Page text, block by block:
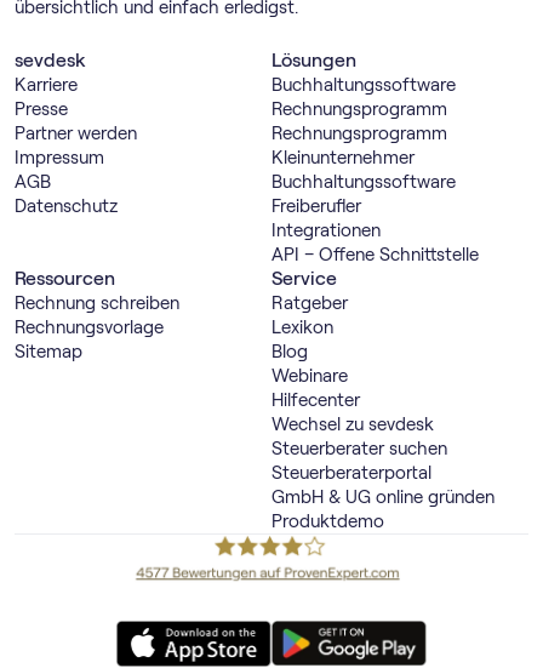
übersichtlich und einfach erledigst.
sevdesk
Karriere
Presse
Partner werden
Impressum
AGB
Datenschutz
Lösungen
Buch­haltungs­software
Rechnungs­programm
Rechnungs­programm
Kleinunternehmer
Buch­haltungs­software
Freiberufler
Integrationen
API – Offene Schnittstelle
Ressourcen
Rechnung schreiben
Rechnungsvorlage
Sitemap
Service
Ratgeber
Lexikon
Blog
Webinare
Hilfecenter
Wechsel zu sevdesk
Steuerberater suchen
Steuerberaterportal
GmbH & UG online gründen
Produktdemo